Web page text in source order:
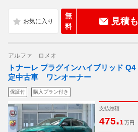
無
料
見積
アルファ ロメオ
トナーレ プラグインハイブリッド
定中古車 ワンオーナー
保証付 購入プラン付き
支払総額
475.1 万円